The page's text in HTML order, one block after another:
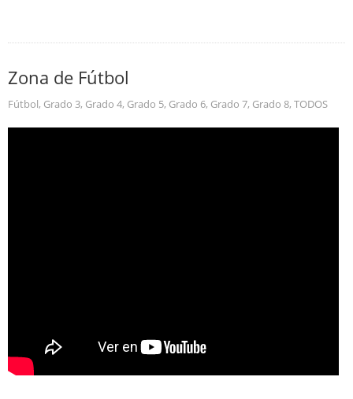
Zona de Fútbol
Fútbol, Grado 3, Grado 4, Grado 5, Grado 6, Grado 7, Grado 8, TODOS